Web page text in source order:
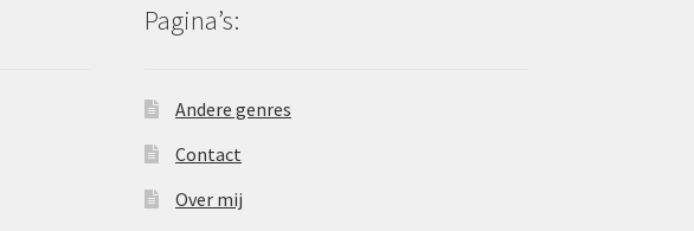
Pagina’s:
Andere genres
Contact
Over mij